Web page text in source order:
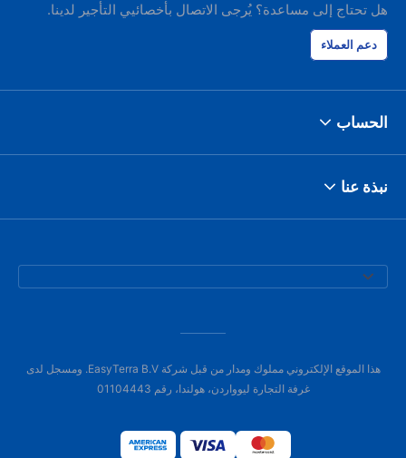
هل تحتاج إلى مساعدة؟ يُرجى الاتصال بأخصائيي التأجير لدينا.
دعم العملاء
الحساب
نبذة عنا
هذا الموقع الإلكتروني مملوك ومدار من قبل شركة EasyTerra B.V. ومسجل لدى
غرفة التجارة ليوواردن، هولندا، رقم 01104443